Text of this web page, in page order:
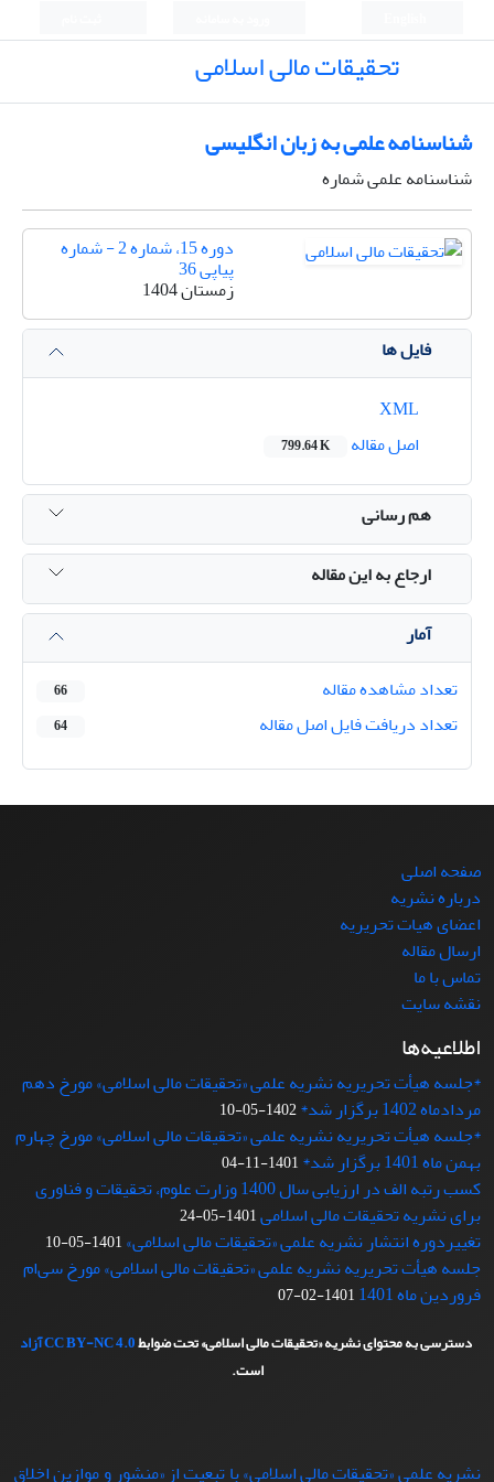
تحقیقات مالی اسلامی
شناسنامه علمی به زبان انگلیسی
شناسنامه علمی شماره
دوره 15، شماره 2 - شماره
پیاپی 36
زمستان 1404
فایل ها
اصل مقاله
799.64 K
هم رسانی
ارجاع به این مقاله
آمار
تعداد مشاهده مقاله
66
تعداد دریافت فایل اصل مقاله 64
صفحه اصلی
درباره نشریه
اعضای هیات تحریریه
ارسال مقاله
تماس با ما
نقشه سایت
اطلاعیه‌ها
*جلسه هیأت تحریریه نشریه علمی «تحقیقات مالی اسلامی» مورخ دهم
مردادماه 1402 برگزار شد*
1402-05-10
*جلسه هیأت تحریریه نشریه علمی «تحقیقات مالی اسلامی» مورخ چهارم
بهمن ماه 1401 برگزار شد*
1401-11-04
کسب رتبه الف در ارزیابی سال 1400 وزارت علوم، تحقیقات و فناوری
برای نشریه تحقیقات مالی اسلامی1401-05-24
تغییردوره انتشار نشریه علمی «تحقیقات‌ مالی‌ اسلامی»1401-05-10
جلسه هیأت تحریریه نشریه علمی «تحقیقات مالی اسلامی» مورخ سی‌ام
فروردین ماه 1401
1401-02-07
دسترسی به محتوای نشریه «تحقیقات مالی اسلامی» تحت ضوابطCC BY-NC 4.0آزاد
است.
نشریه علمی «تحقیقات مالی اسلامی» با تبعيت از «منشور و موازین اخلاق